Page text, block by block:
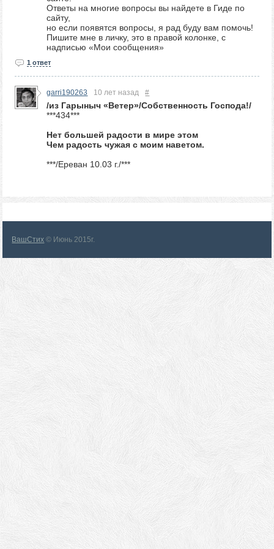
Ответы на многие вопросы вы найдете в Гиде по
сайту,
но если появятся вопросы, я рад буду вам помочь!
Пишите мне в личку, это в правой колонке, с
надписью «Мои сообщения»
1 ответ
garri190263 10 лет назад #
/из Гарыныч «Ветер»/Собственность Господа!/
***434***
Нет большей радости в мире этом
Чем радость чужая с моим наветом.
***/Ереван 10.03 г./***
ВашСтих © Июнь 2015г.